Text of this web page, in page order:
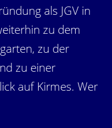
als JGV in
zu dem
zu der
zu einer
auf Kirmes. Wer